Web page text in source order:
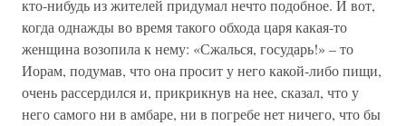
кто-нибудь из жителей придумал нечто подобное. И вот,
когда однажды во время такого обхода царя какая-то
женщина возопила к нему: «Сжалься, государь!» – то
Иорам, подумав, что она просит у него какой-либо пищи,
очень рассердился и, прикрикнув на нее, сказал, что у
него самого ни в амбаре, ни в погребе нет ничего, что бы